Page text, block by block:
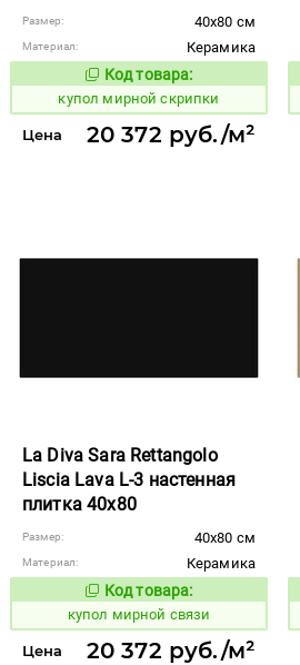
Размер: 40x80 см
Материал:
Керамика
Код товара:
850967 Код товара:
купол мирной скрипки
Цена 20 372 руб./м²
La Diva Sara Rettangolo
Liscia Lava L-3 настенная
плитка 40x80
Размер: 40x80 см
Материал:
Керамика
Код товара:
850961 Код товара:
купол мирной связи
Цена 20 372 руб./м²